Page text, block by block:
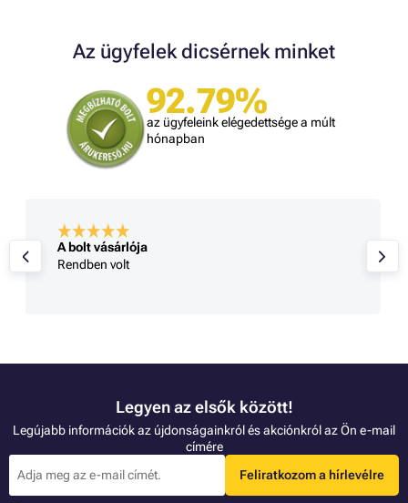
Az ügyfelek dicsérnek minket
92.79%
az ügyfeleink elégedettsége a múlt
hónapban
A bolt vásárlója
Rendben volt
Legyen az elsők között!
Legújabb információk az újdonságainkról és akciónkról az Ön e-mail
címére
Feliratkozom a hírlevélre